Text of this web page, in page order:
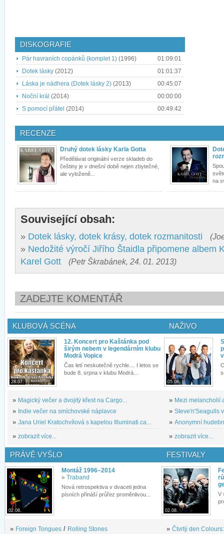
DISKOGRAFIE
Pár havraních copánků (komplet 1) (1996)
01:09:01
Dotek lásky (2012)
01:01:37
Láska je nádhera (Dotek lásky 2) (2013)
00:45:07
Noční král (2014)
00:00:00
S pomocí přátel (2014) 00:49:42
RECENZE
Druhý dotek lásky Karla Gotta
Předělávat originální verze skladeb do
češtiny je v dnešní době nejen zbytečné,
ale vyloženě...
na
Související obsah:
» Dotek lásky, dotek krásy, dotek rozmanitosti
» Nedožité výročí Jiřího Štaidla připomene albem
Karel Gott
(Petr Škrabánek, 24. 01. 2013)
ZADEJTE KOMENTÁŘ
KLUBOVÁ SCÉNA
28.07.
12. Koncert pro Kaštánka pod
širým nebem v legendárním klubu
Modrá Vopice
Čas letí neskutečně rychle.... I letos se
bude 8. srpna v klubu Modrá...
» Magický večer a dvojitý křest na Cargo...
» Indie večer na smíchovské náplavce
» Jana Uriel Kratochvílová s kapelou Illuminati.ca...
» zobrazit více...
NAŽIVO
05.08.
» Mezi melancholií
» Steve'n'Seagulls
» Anonymní
» zobrazit více...
PRÁVĚ VYŠLO
02.08.
Montáž 1996–2014
» Traband
Nová retrospektiva v dvaceti jedna
písních přináší průřez proměnlivou...
» Foreign Tongues / Rolling Stones
FESTIVALY
02.08.
V
» Čtvrtý den